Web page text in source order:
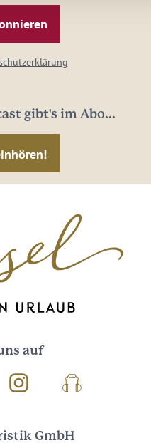
gibt's im Abo...
auf
InstagramPodcast
GmbH